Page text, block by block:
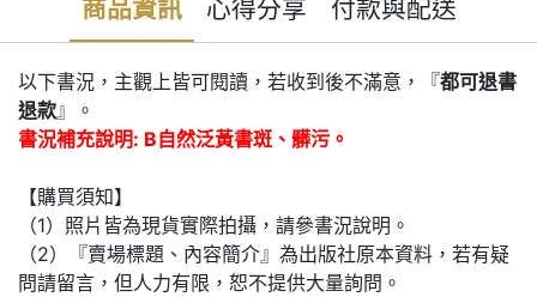
商品資訊 心得分享 付款與配送
以下書況，主觀上皆可閱讀，若收到後不滿意，『都可退書
退款』。
書況補充說明: B自然泛黃書斑、髒污。
【購買須知】
（1）照片皆為現貨實際拍攝，請參書況說明。
（2）『賣場標題、內容簡介』為出版社原本資料，若有疑
問請留言，但人力有限，恕不提供大量詢問。